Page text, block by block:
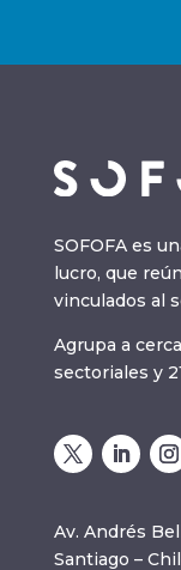
SOFOFA es
lucro, que
vinculados al
Agrupa a
sectoriales y
Av. Andrés
Santiago –